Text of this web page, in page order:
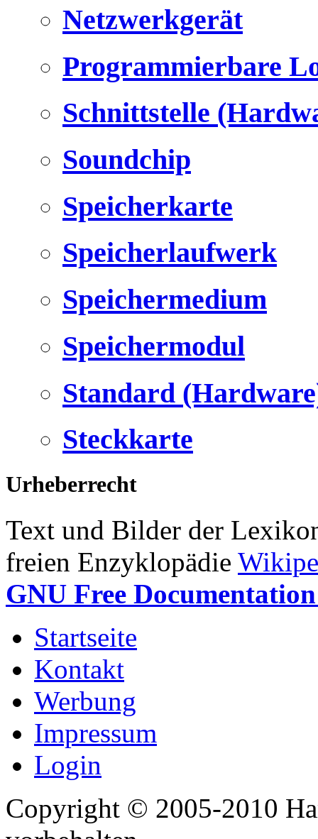
Netzwerkgerät
Programmierbare
Schnittstelle
Soundchip
Speicherkarte
Speicherlaufwerk
Speichermedium
Speichermodul
Standard
Steckkarte
Urheberrecht
Text und Bilder der
freien Enzyklopädie
GNU Free
Startseite
Kontakt
Werbung
Impressum
Login
Copyright © 2005-2010